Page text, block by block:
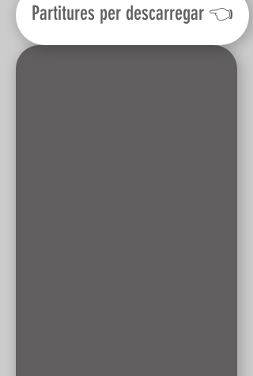
Partitures per descarregar 👈